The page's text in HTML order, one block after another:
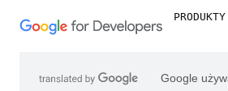
PRODUKTY
Google